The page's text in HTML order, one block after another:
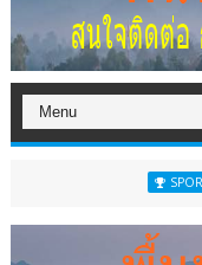
SPORTS & TRAVEL